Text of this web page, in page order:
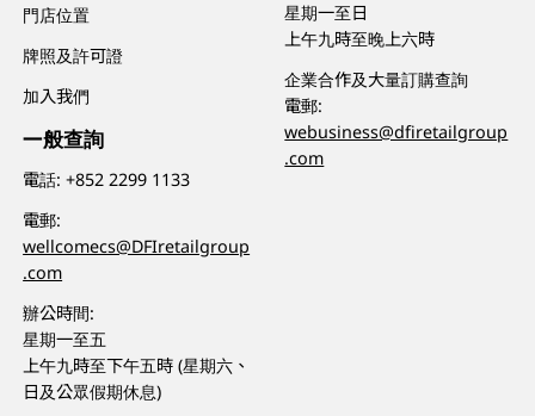
門店位置
牌照及許可證
加入我們
一般查詢
電話:+852 2299 1133
電郵:
wellcomecs@DFIretailgroup
.com
辦公時間:
星期一至五
上午九時至下午五時 (星期六、
日及公眾假期休息)
星期一至日
上午九時至晚上六時
企業合作及大量訂購查詢
電郵:
webusiness@dfiretailgroup
.com